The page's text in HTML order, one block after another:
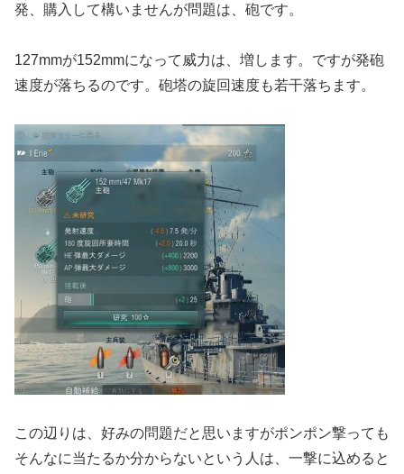
発、購入して構いませんが問題は、砲です。
127mmが152mmになって威力は、増します。ですが発砲
速度が落ちるのです。砲塔の旋回速度も若干落ちます。
この辺りは、好みの問題だと思いますがポンポン撃っても
そんなに当たるか分からないという人は、一撃に込めると